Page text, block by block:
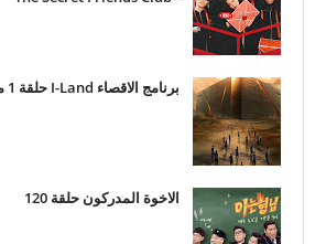
برنامج الاقصاء I-Land حلقة 1 مترجمة للعربية
الاخوة المدركون حلقة 120